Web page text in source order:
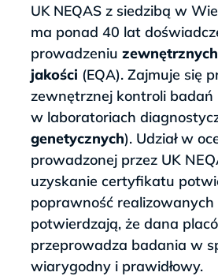
UK NEQAS z siedzibą w
ma ponad 40 lat
prowadzeniu
jakości (EQA). Zajmuje się
zewnętrznej kontroli badań
w laboratoriach
genetycznych). Udział w
prowadzonej przez UK
uzyskanie certyfikatu
poprawność realizowanych
potwierdzają, że dana
przeprowadza badania w
wiarygodny i prawidłowy.